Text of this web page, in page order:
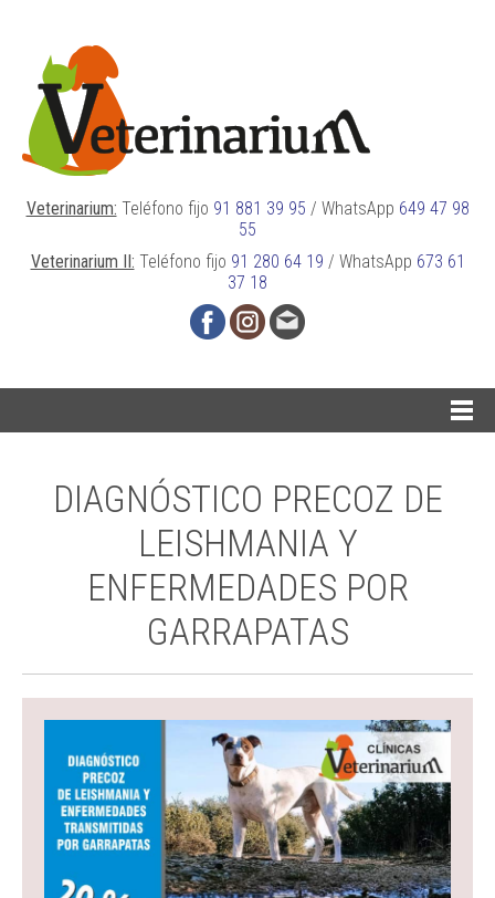
Veterinarium: Teléfono fijo 91 881 39 95 / WhatsApp 649 47 98
55
Veterinarium II: Teléfono fijo 91 280 64 19 / WhatsApp 673 61
37 18
DIAGNÓSTICO PRECOZ DE
LEISHMANIA Y
ENFERMEDADES POR
GARRAPATAS